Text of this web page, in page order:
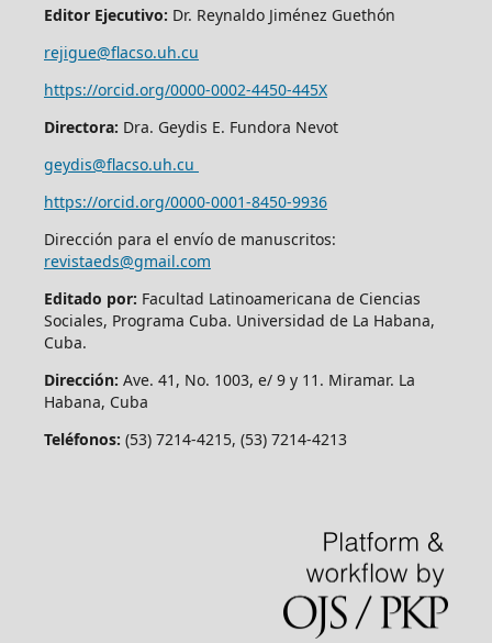
Editor Ejecutivo: Dr. Reynaldo Jiménez Guethón
rejigue@flacso.uh.cu
https://orcid.org/0000-0002-4450-445X
Directora: Dra. Geydis E. Fundora Nevot
geydis@flacso.uh.cu
https://orcid.org/0000-0001-8450-9936
Dirección para el envío de manuscritos:
revistaeds@gmail.com
Editado por: Facultad Latinoamericana de Ciencias
Sociales, Programa Cuba. Universidad de La Habana,
Cuba.
Dirección: Ave. 41, No. 1003, e/ 9 y 11. Miramar. La
Habana, Cuba
Teléfonos: (53) 7214-4215, (53) 7214-4213